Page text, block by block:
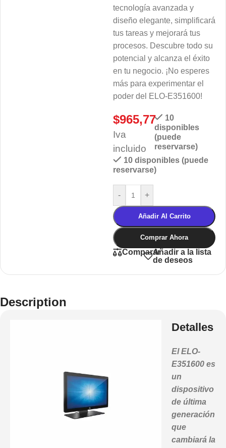
tecnología avanzada y
diseño elegante, simplificará
tus tareas y mejorará tus
procesos. Descubre todo su
potencial y alcanza el éxito
en tu negocio. ¡No esperes
más para experimentar el
poder del ELO-E351600!
$965,77
Iva
incluido
10
disponibles
(puede
reservarse)
10 disponibles (puede
reservarse)
- +
Añadir Al Carrito
Comprar Ahora
CompararAñadir a la lista
de deseos
Description
Detalles
El ELO-
E351600 es
un
dispositivo
de última
generación
que
cambiará la